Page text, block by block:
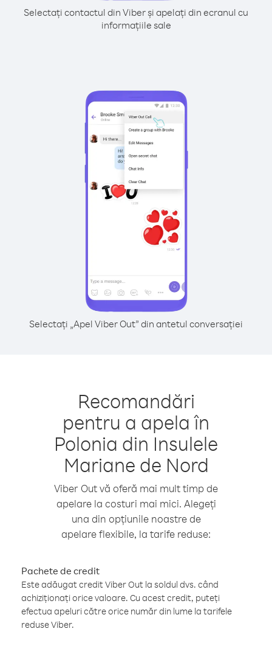
Selectați contactul din Viber și apelați din ecranul cu
informațiile sale
Selectați „Apel Viber Out” din antetul conversației
Recomandări
pentru a apela în
Polonia din Insulele
Mariane de Nord
Viber Out vă oferă mai mult timp de
apelare la costuri mai mici. Alegeți
una din opțiunile noastre de
apelare flexibile, la tarife reduse:
Pachete de credit
Este adăugat credit Viber Out la soldul dvs. când
achiziționați orice valoare. Cu acest credit, puteți
efectua apeluri către orice număr din lume la tarifele
reduse Viber.